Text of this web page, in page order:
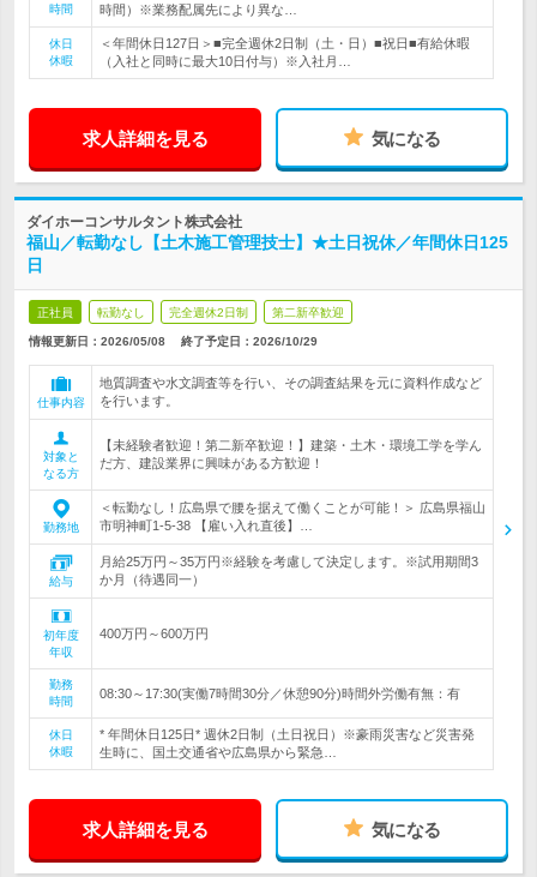
時間
時間）※業務配属先により異な…
休日
休暇
＜年間休日127日＞■完全週休2日制（土・日）■祝日■有給休暇
（入社と同時に最大10日付与）※入社月…
求人詳細を見る 気になる
ダイホーコンサルタント株式会社
福山／転勤なし【土木施工管理技士】★土日祝休／年間休日125
日
正社員 転勤なし 完全週休2日制 第二新卒歓迎
情報更新日：2026/05/08 終了予定日： 2026/10/29
仕事内容
地質調査や水文調査等を行い、その調査結果を元に資料作成など
を行います。
対象と
なる方
【未経験者歓迎！第二新卒歓迎！】建築・土木・環境工学を学ん
だ方、建設業界に興味がある方歓迎！
勤務地
＜転勤なし！広島県で腰を据えて働くことが可能！＞ 広島県福山
市明神町1-5-38 【雇い入れ直後】…
給与
月給25万円～35万円※経験を考慮して決定します。※試用期間3
か月（待遇同一）
初年度
年収
400万円～600万円
勤務
時間
08:30～17:30(実働7時間30分／休憩90分)時間外労働有無：有
休日
休暇
* 年間休日125日* 週休2日制（土日祝日）※豪雨災害など災害発
生時に、国土交通省や広島県から緊急…
求人詳細を見る 気になる